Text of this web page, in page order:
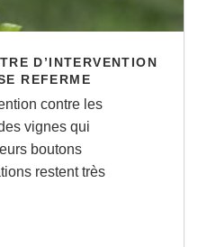
D’INTERVENTION
REFERME
contre les
vignes qui
boutons
restent très